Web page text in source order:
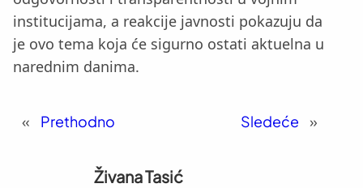
institucijama, a reakcije javnosti pokazuju da
je ovo tema koja će sigurno ostati aktuelna u
narednim danima.
« Prethodno Sledeće »
Živana Tasić